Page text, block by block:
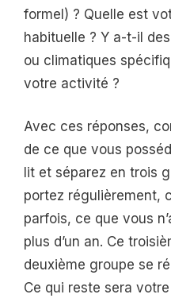
formel) ? Quelle est
habituelle ? Y a-t-il
ou climatiques
votre activité ?
Avec ces réponses,
de ce que vous
lit et séparez en trois
portez régulièrement,
parfois, ce que vous
plus d’un an. Ce
deuxième groupe se
Ce qui reste sera